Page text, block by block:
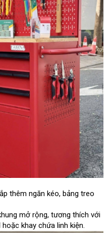
thêm ngăn kéo, bảng treo
mở rộng, tương thích với
khay chứa linh kiện.